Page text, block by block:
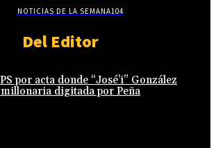
NOTICIAS DE LA SEMANA104
Del Editor
por acta donde “José’i” González
digitada por Peña